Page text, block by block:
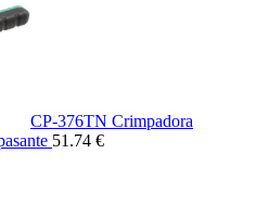
CP-376TN Crimpadora
51.74 €